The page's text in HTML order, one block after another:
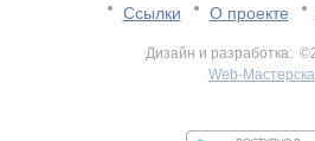
Ссылки
О проекте
Дизайн и разработка:
Web-